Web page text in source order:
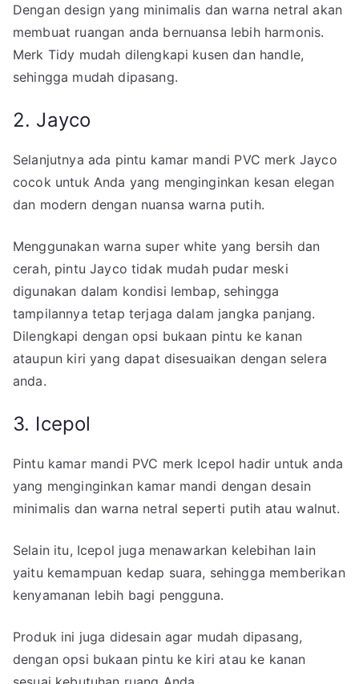
Dengan design yang minimalis dan warna netral akan
membuat ruangan anda bernuansa lebih harmonis.
Merk Tidy mudah dilengkapi kusen dan handle,
sehingga mudah dipasang.
2. Jayco
Selanjutnya ada pintu kamar mandi PVC merk Jayco
cocok untuk Anda yang menginginkan kesan elegan
dan modern dengan nuansa warna putih.
Menggunakan warna super white yang bersih dan
cerah, pintu Jayco tidak mudah pudar meski
digunakan dalam kondisi lembap, sehingga
tampilannya tetap terjaga dalam jangka panjang.
Dilengkapi dengan opsi bukaan pintu ke kanan
ataupun kiri yang dapat disesuaikan dengan selera
anda.
3. Icepol
Pintu kamar mandi PVC merk Icepol hadir untuk anda
yang menginginkan kamar mandi dengan desain
minimalis dan warna netral seperti putih atau walnut.
Selain itu, Icepol juga menawarkan kelebihan lain
yaitu kemampuan kedap suara, sehingga memberikan
kenyamanan lebih bagi pengguna.
Produk ini juga didesain agar mudah dipasang,
dengan opsi bukaan pintu ke kiri atau ke kanan